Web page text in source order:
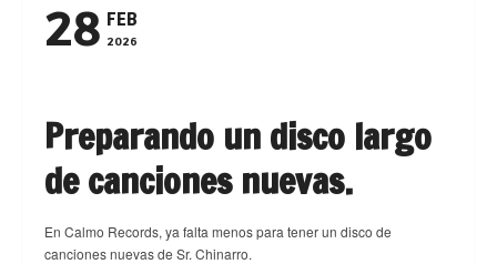
28 FEB
2026
Preparando un disco largo
de canciones nuevas.
En Calmo Records, ya falta menos para tener un disco de
canciones nuevas de Sr. Chinarro.